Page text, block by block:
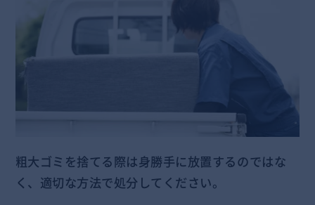
粗大ゴミを捨てる際は身勝手に放置するのではな
く、適切な方法で処分してください。